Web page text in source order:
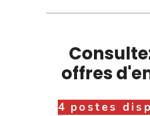
offres
4 postes